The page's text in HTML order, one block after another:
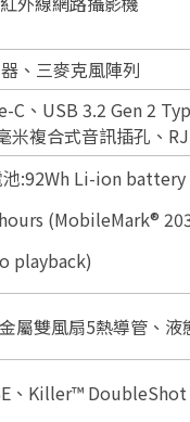
、三麥克風陣列
、USB 3.2 Gen 2
米複合式音訊插孔、
池:92Wh Li-ion battery
(MobileMark®
playback)
屬雙風扇5熱導管、液
、Killer™